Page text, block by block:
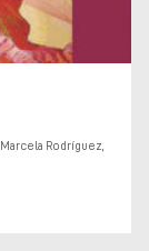
Rodríguez,